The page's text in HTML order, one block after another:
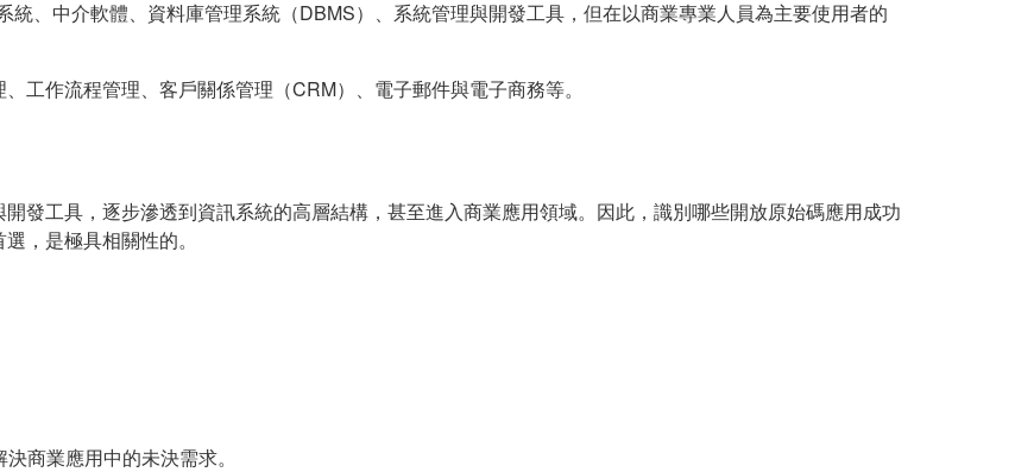
、中介軟體、資料庫管理系統（DBMS）、系統管理與開發工具，但在以商業專業人員為主要使用者的
工作流程管理、客戶關係管理（CRM）、電子郵件與電子商務等。
發工具，逐步滲透到資訊系統的高層結構，甚至進入商業應用領域。因此，識別哪些開放原始碼應用成功
，是極具相關性的。
商業應用中的未決需求。